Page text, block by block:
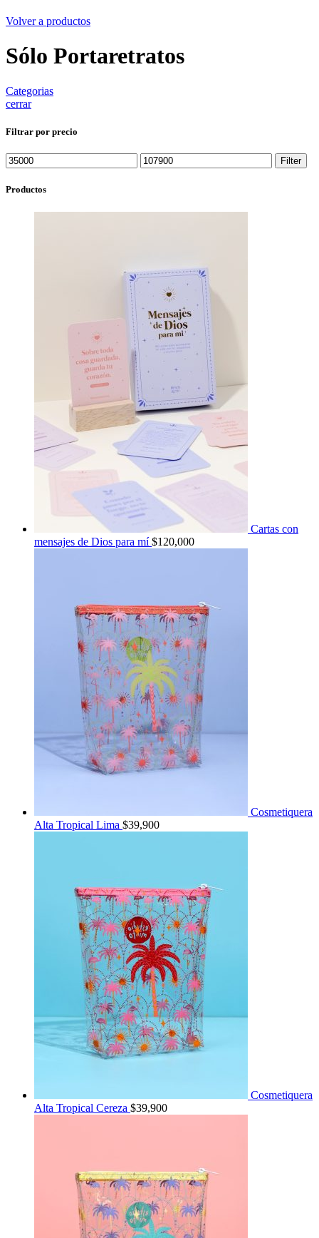
Volver a productos
Sólo Portaretratos
Categorias
cerrar
Filtrar por precio
Filter
Productos
Cartas con
mensajes de Dios para mí$120,000
Cosmetiquera
Alta Tropical Lima $39,900
Cosmetiquera
Alta Tropical Cereza $39,900